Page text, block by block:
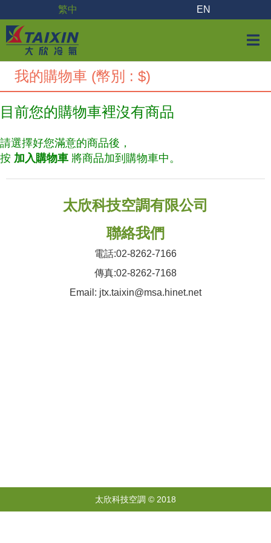
繁中 EN
我的購物車 (幣別 : $)
目前您的購物車裡沒有商品
請選擇好您滿意的商品後，
按 加入購物車 將商品加到購物車中。
太欣科技空調有限公司
聯絡我們
電話:02-8262-7166
傳真:02-8262-7168
Email: jtx.taixin@msa.hinet.net
太欣科技空調 © 2018